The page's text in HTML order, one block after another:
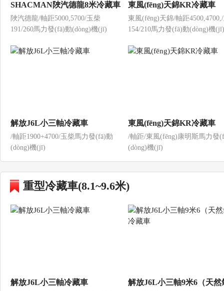
SHACMAN陜汽德龍8米冷藏車
陜汽德龍/軸距5000,5700/玉柴
191/260馬力發(fā)動(dòng)機(jī)
東風(fēng)天錦KR冷藏車
東風(fēng)天錦/軸距
154/210馬力發(fā)動(dòng)機(jī)
解放J6L小三軸冷藏車
/軸距1900+4700/玉柴馬力發(fā)動
(dòng)機(jī)
東風(fēng)天錦KR冷藏車
/軸距/東風(fēng)康明斯馬力發
(dòng)機(jī)
重型冷藏車(8.1~9.6米)
解放J6L小三軸冷藏車
解放J6L小三軸9米6（天然